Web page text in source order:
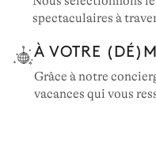
spectaculaires à
À VOTRE
Grâce à notre
vacances qui vous